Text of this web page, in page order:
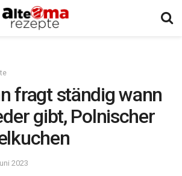
fragt ständig wann
gibt, Polnischer
2023